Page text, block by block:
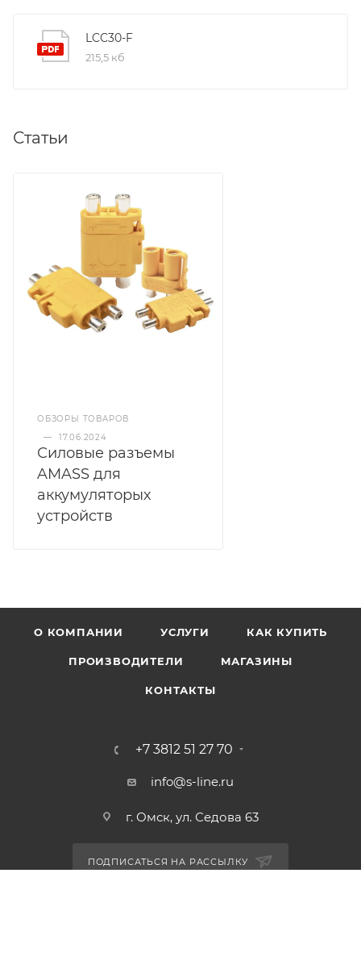
LCC30-F
215,5 кб
Статьи
ОБЗОРЫ ТОВАРОВ
—
17.06.2024
Силовые разъемы
AMASS для
аккумуляторых
устройств
О КОМПАНИИ УСЛУГИ КАК КУПИТЬ
ПРОИЗВОДИТЕЛИ МАГАЗИНЫ
КОНТАКТЫ
+7 3812 51 27 70
info@s-line.ru
г. Омск, ул. Седова 63
ПОДПИСАТЬСЯ НА РАССЫЛКУ